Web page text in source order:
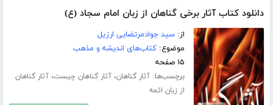
دانلود کتاب آثار برخی گناهان از زبان امام سجاد (ع)
از:سید جوادمرتضایی ارزیل
موضوع:کتاب‌های اندیشه و مذهب
۱۵ صفحه
برچسب‌ها:آثار گناهان،آثار گناهان چیست،آثار گناهان
از زبان ائمه